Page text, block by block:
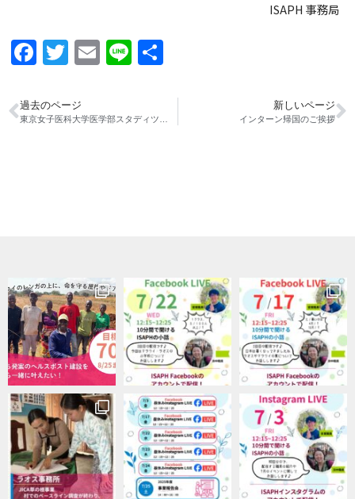
ISAPH 事務局
Facebook
Twitter
Email
Line
過去のページ 新しいページ
インターン帰国のご挨拶